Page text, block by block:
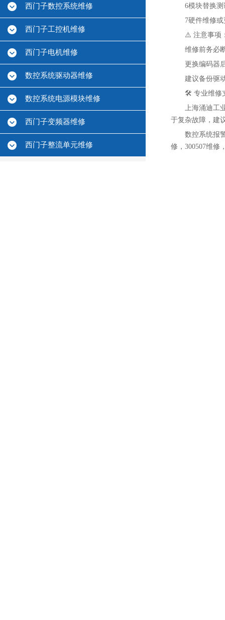
西门子数控系统维修
西门子工控机维修
西门子电机维修
数控系统驱动器维修
数控系统电源模块维修
西门子变频器维修
西门子整流单元维修
6模块替换
7硬件维修
⚠️ ‌注意事项‌
维修前务必
更换编码器
建议备份驱
🛠️ ‌专业维修
上海涌迪工
于复杂故障，建
数控系统报
修，300507维修